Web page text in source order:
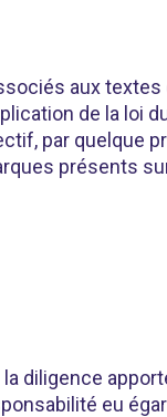
aux
de la loi
par quelque
présents
diligence
eu